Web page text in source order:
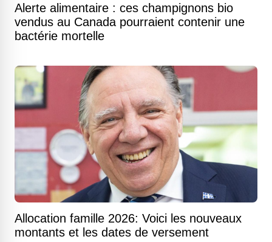
Alerte alimentaire : ces champignons bio
vendus au Canada pourraient contenir une
bactérie mortelle
Allocation famille 2026: Voici les nouveaux
montants et les dates de versement